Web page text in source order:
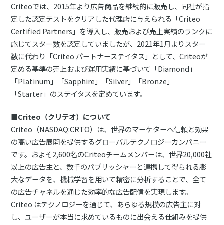
Criteoでは、2015年より広告商品を継続的に販売し、同社が指
定した認定テストをクリアした代理店に与えられる「Criteo
Certified Partners」を導入し、販売および売上実績のランクに
応じてスター数を認定していましたが、2021年1月よりスター
数に代わり「Criteo パートナーステイタス」として、Criteoが
定める基準の売上および運用実績に基づいて「Diamond」
「Platinum」「Sapphire」「Silver」「Bronze」
「Starter」のステイタスを定めています。
■Criteo（クリテオ）について
Criteo（NASDAQ:CRTO）は、世界のマーケターへ信頼と効果
の高い広告展開を提供するグローバルテクノロジーカンパニー
です。およそ2,600名のCriteoチームメンバーは、世界20,000社
以上の広告主と、数千のパブリッシャーと連携して得られる膨
大なデータを、機械学習を用いて精密に分析することで、全て
の広告チャネルを通じた効率的な広告配信を実現します。
Criteo はテクノロジーを通じて、あらゆる規模の広告主に対
し、ユーザーが本当に求めているものに出会える仕組みを提供